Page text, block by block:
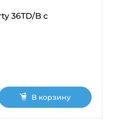
36TD/B с
В корзину